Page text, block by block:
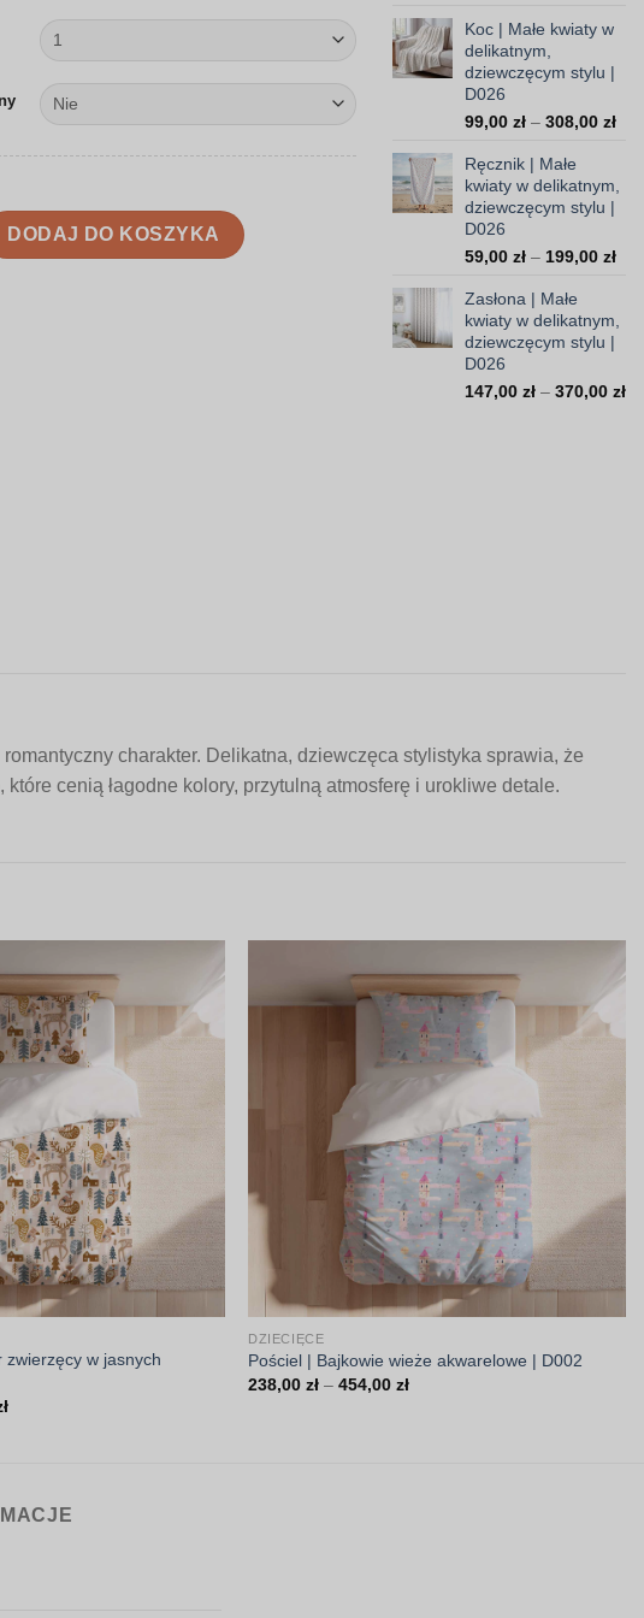
kwiaty w delikatnym, dziewczęcym stylu | D026
DODAJ DO KOSZYKA
Koc | Małe kwiaty w
delikatnym,
dziewczęcym stylu |
D026
99,00 zł – 308,00 zł
Ręcznik | Małe
kwiaty w delikatnym,
dziewczęcym stylu |
D026
59,00 zł – 199,00 zł
Zasłona | Małe
kwiaty w delikatnym,
dziewczęcym stylu |
D026
147,00 zł – 370,00 zł
charakter. Delikatna, dziewczęca stylistyka sprawia, że
cenią łagodne kolory, przytulną atmosferę i urokliwe detale.
zwierzęcy w jasnych
Zakres
DZIECIĘCE
Pościel | Bajkowie wieże akwarelowe | D002
238,00zł – 454,00złZakres